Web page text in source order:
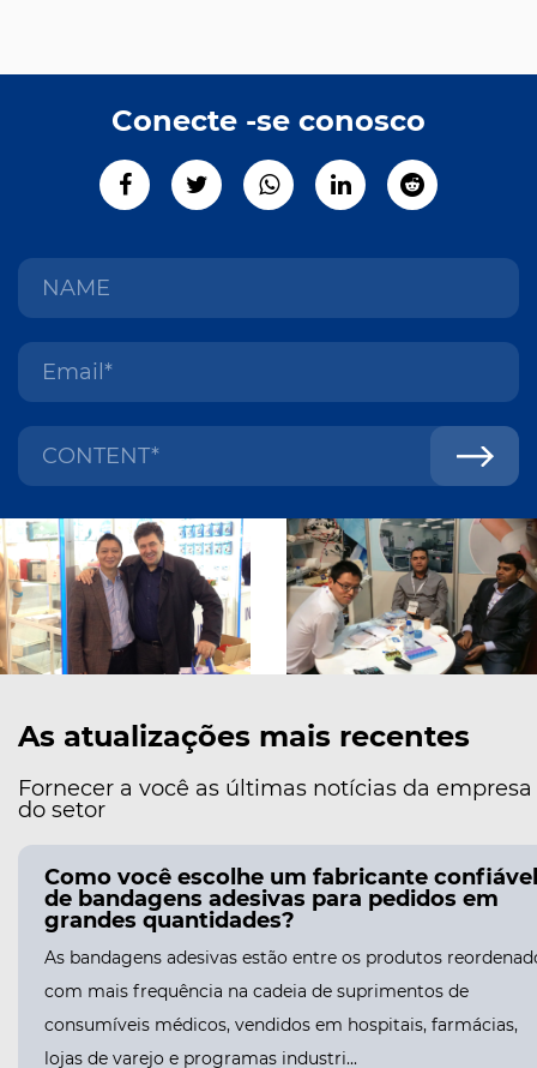
Conecte -se conosco
As atualizações mais recentes
Fornecer a você as últimas notícias da empresa
do setor
Como você remove com segurança uma
bandagem hidrocolóide sem machucar a
pele?
Compreendendo por que as bandagens hidrocolóides
aderem tão bem As bandagens hidrocolóides são projetadas
para formar uma vedação forte e flexível sobre uma ferida, e
essa vedação é a razão pela...